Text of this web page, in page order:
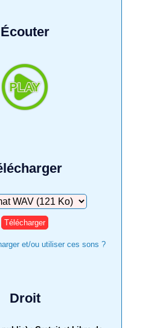
Écouter
et/ou utiliser ces sons ?
Droit